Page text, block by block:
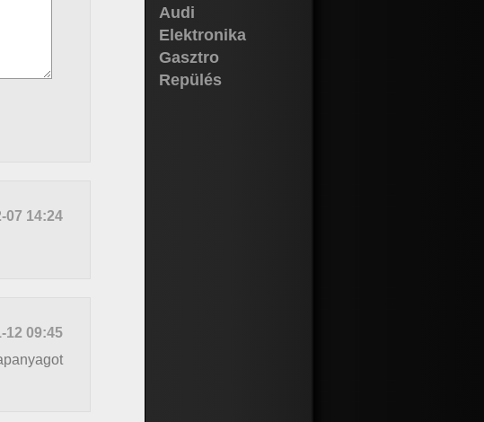
07 14:24
12 09:45
Audi
Elektronika
Gasztro
Repülés